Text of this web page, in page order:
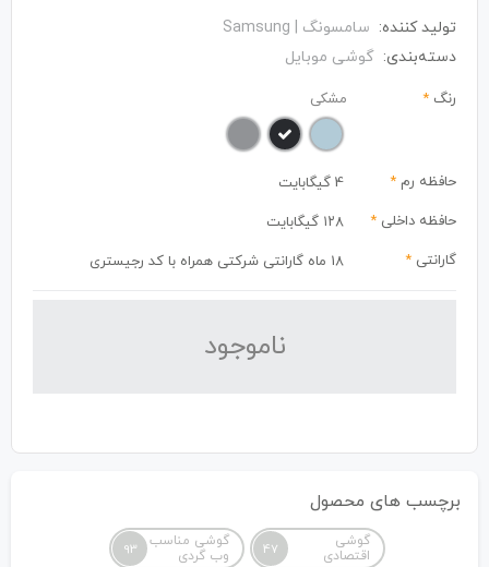
تولید کننده: سامسونگ | Samsung
دسته‌بندی: گوشی موبایل
رنگ * مشکی
حافظه رم *
4 گیگابایت
حافظه داخلی *
۱۲۸ گیگابایت
گارانتی * 18 ماه گارانتی شرکتی همراه با کد رجیستری
نا‌موجود
برچسب های محصول
گوشی
اقتصادی
47
گوشی مناسب
وب گردی
93